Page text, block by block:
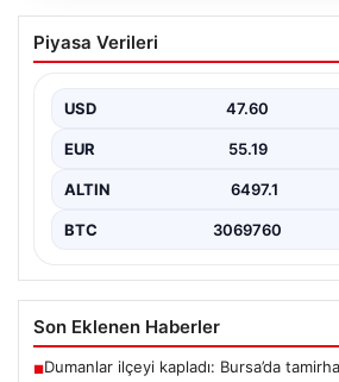
Avcılar Belediyesi’ne
şüpheli gözaltına alındı
Piyasa Verileri
USD 47.60
EUR 55.19
ALTIN 6497.1
BTC 3069760
Son Eklenen Haberler
■Dumanlar ilçeyi kapladı: Bursa’da